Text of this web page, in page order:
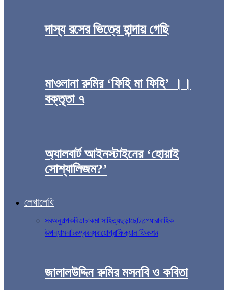
দাস্য রসের ভিত্রে হান্দায় গেছি
মাওলানা রুমির ‘ফিহি মা ফিহি’ ।।
বক্তৃতা ৭
অ্যালবার্ট আইনস্টাইনের ‘হোয়াই
সোশ্যালিজম?’
লেখালেখি
সবঅনুগল্পকবিতাচাকমা সাহিত্যছড়াছোটগল্পধারাবাহিক
উপন্যাসনাটকপ্রবন্ধবায়োগ্রাফিক্যাল ফিকশন
জালালউদ্দিন রুমির মসনবি ও কবিতা